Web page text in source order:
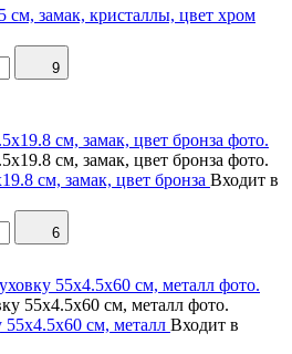
замак, кристаллы, цвет хром
9
см, замак, цвет бронза Входит в
6
см, металл Входит в